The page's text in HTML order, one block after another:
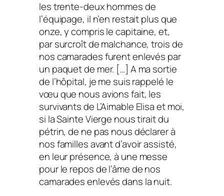
les trente-deux hommes de
l’équipage, il n’en restait plus que
onze, y compris le capitaine, et,
par surcroît de malchance, trois de
nos camarades furent enlevés par
un paquet de mer. […] A ma sortie
de l’hôpital, je me suis rappelé le
vœu que nous avions fait, les
survivants de L’Aimable Elisa et moi,
si la Sainte Vierge nous tirait du
pétrin, de ne pas nous déclarer à
nos familles avant d’avoir assisté,
en leur présence, à une messe
pour le repos de l’âme de nos
camarades enlevés dans la nuit.